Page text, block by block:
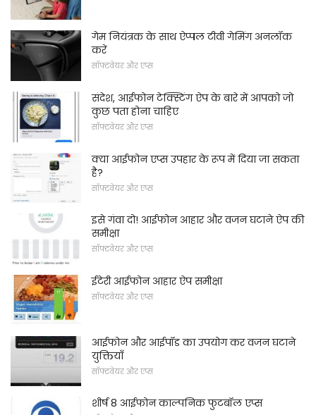
गेम नियंत्रक के साथ ऐप्पल टीवी गेमिंग अनलॉक
करें
सॉफ्टवेयर और एप्स
संदेश, आईफोन टेक्स्टिंग ऐप के बारे में आपको जो
कुछ पता होना चाहिए
सॉफ्टवेयर और एप्स
क्या आईफोन एप्स उपहार के रूप में दिया जा सकता
है?
सॉफ्टवेयर और एप्स
इसे गंवा दो! आईफोन आहार और वजन घटाने ऐप की
समीक्षा
सॉफ्टवेयर और एप्स
ईटेरी आईफोन आहार ऐप समीक्षा
सॉफ्टवेयर और एप्स
आईफोन और आईपॉड का उपयोग कर वजन घटाने
युक्तियाँ
सॉफ्टवेयर और एप्स
शीर्ष 8 आईफोन काल्पनिक फुटबॉल एप्स